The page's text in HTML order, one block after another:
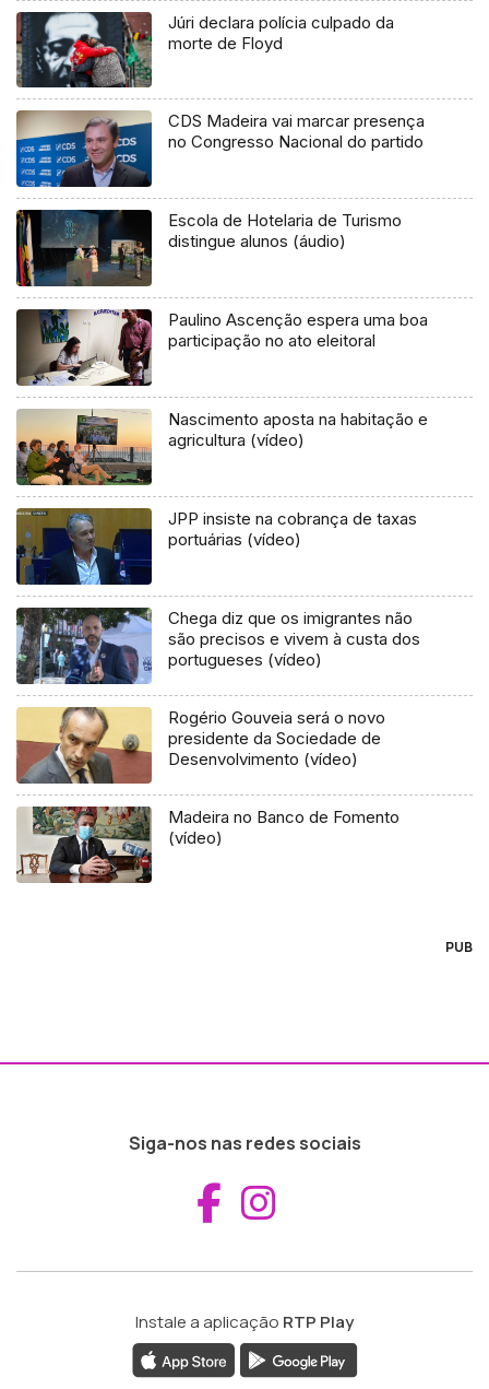
Júri declara polícia culpado da
morte de Floyd
CDS Madeira vai marcar presença
no Congresso Nacional do partido
Escola de Hotelaria de Turismo
distingue alunos (áudio)
Paulino Ascenção espera uma boa
participação no ato eleitoral
Nascimento aposta na habitação e
agricultura (vídeo)
JPP insiste na cobrança de taxas
portuárias (vídeo)
Chega diz que os imigrantes não
são precisos e vivem à custa dos
portugueses (vídeo)
Rogério Gouveia será o novo
presidente da Sociedade de
Desenvolvimento (vídeo)
Madeira no Banco de Fomento
(vídeo)
PUB
Siga-nos nas redes sociais
Aceder ao
Instale a aplicação RTP Play